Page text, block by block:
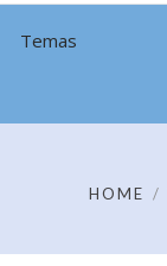
Temas
HOME